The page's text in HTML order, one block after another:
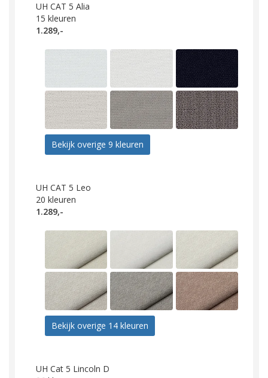
UH CAT 5 Alia
15 kleuren
1.289,-
Bekijk overige 9 kleuren
UH CAT 5 Leo
20 kleuren
1.289,-
Bekijk overige 14 kleuren
UH Cat 5 Lincoln D